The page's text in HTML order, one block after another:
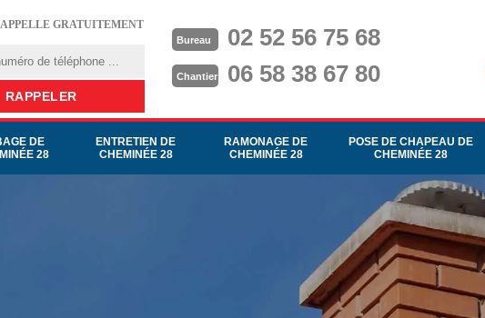
GRATUITEMENT
Bureau 02 52 56 75 68
Chantier 06 58 38 67 80
DE
28
ENTRETIEN DE
CHEMINÉE 28
RAMONAGE DE
CHEMINÉE 28
POSE DE CHAPEAU DE
CHEMINÉE 28